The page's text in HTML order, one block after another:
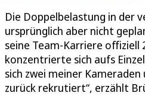
Die Doppelbelastung in der
ursprünglich aber nicht
seine Team-Karriere offiziell
konzentrierte sich aufs
sich zwei meiner
zurück rekrutiert“, erzählt